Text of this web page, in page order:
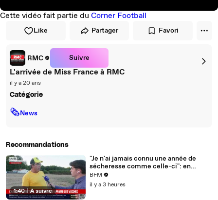
Cette vidéo fait partie du Corner Football
Like Partager Favori
RMC Suivre
L'arrivée de Miss France à RMC
il y a 20 ans
Catégorie
🗞News
Recommandations
1:40 | À suivre
"Je n'ai jamais connu une année de
sécheresse comme celle-ci": en
Charente-Maritime, à cause de la
sécheresse, l'herbe de cette prairie
n'est plus comestible pour les vaches
BFM
il y a 3 heures